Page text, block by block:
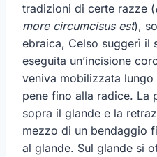
tradizioni di certe razze (
more circumcisus est),
ebraica, Celso suggerì il
eseguita un’incisione
veniva mobilizzata lungo
pene fino alla radice. La
sopra il glande e la
mezzo di un bendaggio
al glande. Sul glande si